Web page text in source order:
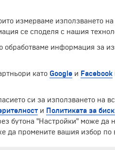
столица на едноимената
души, и заема площ от
императора и неговото
и почивки до Бразилия »
ЧЛЕН НА
измерваме използването
се споделя с нашия
обработваме информация за
като Google и Facebook
си за използването на
и Политиката за
бутона "Настройки" може
да промените вашия избор по